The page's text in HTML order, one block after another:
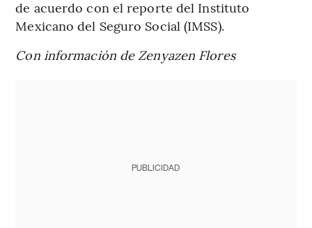
de acuerdo con el reporte del Instituto
Mexicano del Seguro Social (IMSS).
Con información de Zenyazen Flores
PUBLICIDAD